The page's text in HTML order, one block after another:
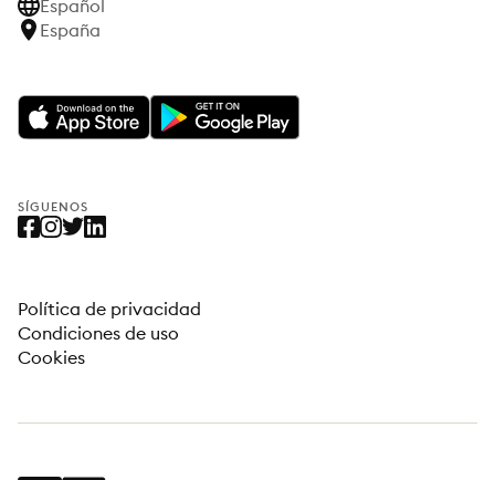
Español
España
SÍGUENOS
Política de privacidad
Condiciones de uso
Cookies